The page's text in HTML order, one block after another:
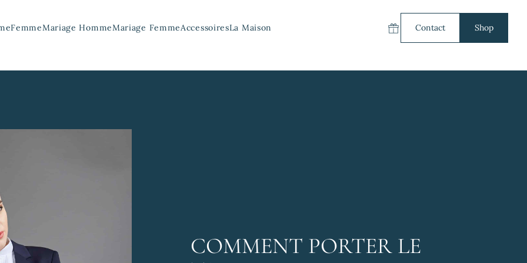
FemmeMariage HommeMariage FemmeAccessoiresLa Maison Carte cadeau
Contact Shop
COMMENT PORTER LE